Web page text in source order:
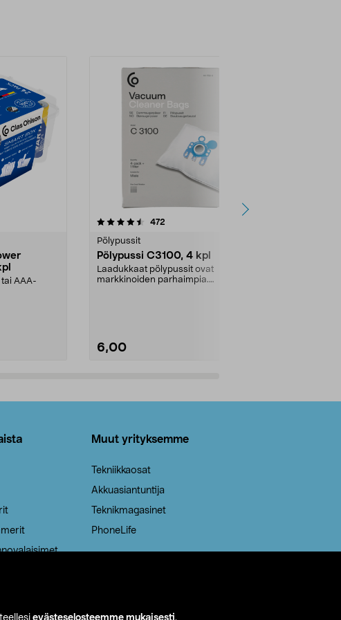
evästeselosteemme mukaisesti.
AAA-
472
Pölypussit
Pölypussi C3100, 4 kpl
Laadukkaat pölypussit ovat
markkinoiden parhaimpia.
6,00
4.5viidestä
Muut yrityksemme
Tekniikkaosat
Akkuasiantuntija
Teknikmagasinet
PhoneLife